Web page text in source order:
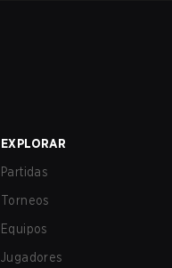
EXPLORAR
Partidas
Torneos
Equipos
Jugadores